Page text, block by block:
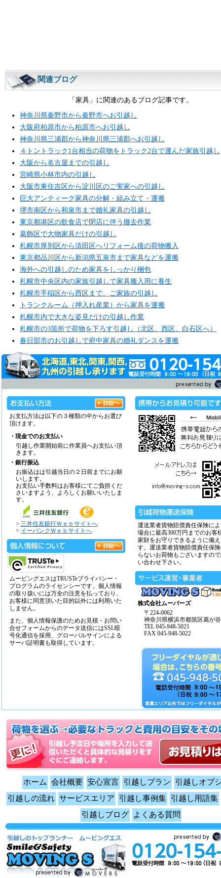
関連ブログ
「家具」に関連のあるブログ記事です。
神奈川県秦野市から秦野市へお引越し
大阪府柏原市から柏原市へお引越し
神奈川県三浦郡から神奈川県三浦郡へお引越し
４トントラック1台相当の荷物をトラック2台で運んだ家族引越し
大阪から名古屋までの引越し
宮崎県小林市内の引越し
大阪市東住吉区から淀川区のご実家への引越し
巨大アンティーク家具の分解・組み立て・運搬
堺市南区から和泉市まで婚礼家具の引越し
東京都港区の飲食店で閉店に伴う撤去作業
葛飾区で大物家具だけの引越し
札幌市厚別区から清田区へリフォーム後の荷物搬入
東京都品川区から新潟県五泉市まで家具などを運搬
海外への引越しのため家具をしっかり梱包
札幌市中央区内の家族引越しで家具搬入用に養生
札幌市手稲区から西区まで、ご家族の引越し
トランクルーム（押入れ産業）から家具を運搬
札幌市内で大きな姿見だけの引越し作業
札幌市の3箇所で荷物を下ろす引越し（北区、西区、白石区へ）
春日部市のお引越しで府中家具の婚礼ダンスを運搬
お支払方法は以下の３種類の中からお選び
頂けます。
・現金でのお支払い
引越し作業開始前に作業員へお支払い頂
きます。
・銀行振込
お振込はは引越当日の２日前までにお願
いします。
お支払い手数料はお客様にてご負担くだ
さいますよう、よろしくお願いいたしま
す。
> 三井住友銀行Ｗｅｂサイトへ
> イーバンクＷｅｂサイトへ
ムービングエスはTRUSTeプライバシー・
プログラムのライセンシーです。個人情報
の取り扱いには万全の注意を払っており、
お客様に同意頂いた目的以外には利用いた
しません。
また、個人情報保護のためお見積・お問い
合せフォームからのデータ送信にはSSL暗
号化通信を採用、グローバルサインによる
サーバ証明書も取得しています。
運送業者貨物賠償責任保険に
場合に最高300万円までのお客
家財をお守りできるように備
す。運送業者貨物賠償責任保
らないお荷物もございますの
い合わせ下さい。
株式会社ムーバーズ
〒224-0062
神奈川県横浜市都筑区葛が
TEL 045-948-5021
FAX 045-948-5022
ホーム 会社概要 安心宣言 引越しプラン
引越しオプ
引越しの流れ サービスエリア 引越し事例集 引越し用語集
引越しブログ
よくある質問